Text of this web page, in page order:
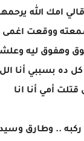
امك الله يرحمها
ووقعت اغمى
وهفوق ليه
ده بسببي أنا
قتلت أمي أنا انا
.. وطارق